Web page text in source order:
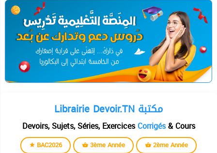
Librairie Devoir.TN مكتبة
Devoirs, Sujets, Séries, ExercicesCorrigés& Cours
BAC2026 3ème Année
2ème Année